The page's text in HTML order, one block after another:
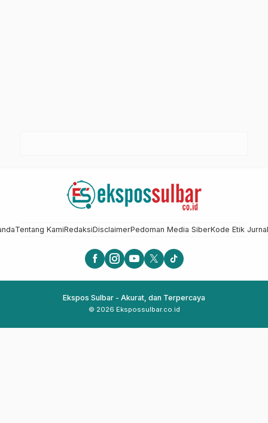
Tentang KamiRedaksiDisclaimerPedoman Media SiberKode Etik
Ekspos Sulbar - Akurat, dan Terpercaya
© 2026 Ekspossulbar.co.id